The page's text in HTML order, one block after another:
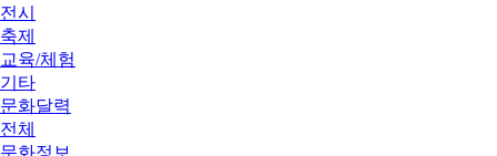
전시
축제
교육/체험
기타
문화달력
전체
문화정보